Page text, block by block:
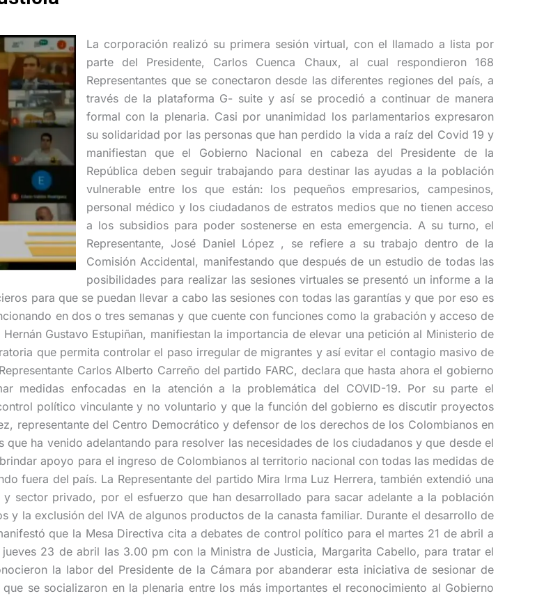
La corporación realizó su primera sesión virtual, con el llamado a lista por
parte del Presidente, Carlos Cuenca Chaux, al cual respondieron 168
Representantes que se conectaron desde las diferentes regiones del país, a
través de la plataforma G- suite y así se procedió a continuar de manera
formal con la plenaria. Casi por unanimidad los parlamentarios expresaron
su solidaridad por las personas que han perdido la vida a raíz del Covid 19 y
manifiestan que el Gobierno Nacional en cabeza del Presidente de la
República deben seguir trabajando para destinar las ayudas a la población
vulnerable entre los que están: los pequeños empresarios, campesinos,
personal médico y los ciudadanos de estratos medios que no tienen acceso
a los subsidios para poder sostenerse en esta emergencia. A su turno, el
Representante, José Daniel López , se refiere a su trabajo dentro de la
Comisión Accidental, manifestando que después de un estudio de todas las
posibilidades para realizar las sesiones virtuales se presentó un informe a la
para que se puedan llevar a cabo las sesiones con todas las garantías y que por eso es
en dos o tres semanas y que cuente con funciones como la grabación y acceso de
Gustavo Estupiñan, manifiestan la importancia de elevar una petición al Ministerio de
que permita controlar el paso irregular de migrantes y así evitar el contagio masivo de
Carlos Alberto Carreño del partido FARC, declara que hasta ahora el gobierno
medidas enfocadas en la atención a la problemática del COVID-19. Por su parte el
político vinculante y no voluntario y que la función del gobierno es discutir proyectos
representante del Centro Democrático y defensor de los derechos de los Colombianos en
ha venido adelantando para resolver las necesidades de los ciudadanos y que desde el
apoyo para el ingreso de Colombianos al territorio nacional con todas las medidas de
fuera del país. La Representante del partido Mira Irma Luz Herrera, también extendió una
sector privado, por el esfuerzo que han desarrollado para sacar adelante a la población
la exclusión del IVA de algunos productos de la canasta familiar. Durante el desarrollo de
que la Mesa Directiva cita a debates de control político para el martes 21 de abril a
23 de abril las 3.00 pm con la Ministra de Justicia, Margarita Cabello, para tratar el
la labor del Presidente de la Cámara por abanderar esta iniciativa de sesionar de
se socializaron en la plenaria entre los más importantes el reconocimiento al Gobierno